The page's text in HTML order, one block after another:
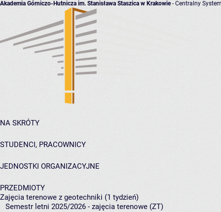
Akademia Górniczo-Hutnicza im. Stanisława Staszica w Krakowie- Centralny
NA SKRÓTY
STUDENCI, PRACOWNICY
JEDNOSTKI ORGANIZACYJNE
PRZEDMIOTY
Zajęcia terenowe z geotechniki (1 tydzień)
Semestr letni 2025/2026 - zajęcia terenowe (ZT)